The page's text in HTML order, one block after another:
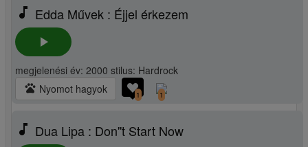
music_note Edda Művek : Éjjel érkezem
play_arrow
megjelenési év: 2000 stilus: Hardrock
pets Nyomot hagyok 1 1
music_note Dua Lipa : Don''t Start Now